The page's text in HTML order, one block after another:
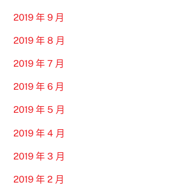
2019 年 9 月
2019 年 8 月
2019 年 7 月
2019 年 6 月
2019 年 5 月
2019 年 4 月
2019 年 3 月
2019 年 2 月